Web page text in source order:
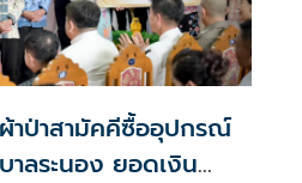
ป่าสามัคคีซื้ออุปกรณ์
ลระนอง ยอดเงิน